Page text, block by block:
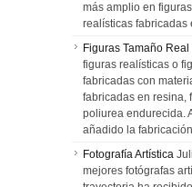
más amplio en
realísticas fabricadas
Figuras Tamaño Real
figuras realísticas o
fabricadas con
fabricadas en resina,
poliurea endurecida.
añadido la
Fotografía Artística
mejores fotógrafas